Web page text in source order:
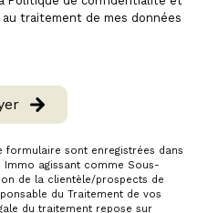
traitement de mes données
sont enregistrées dans
agissant comme Sous-
de la clientèle/prospects de
du Traitement de vos
du traitement repose sur